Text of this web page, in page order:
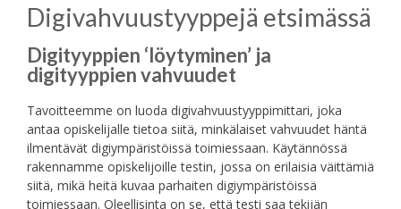
Digivahvuustyyppejä etsimässä
Digityyppien ‘löytyminen’ ja
digityyppien vahvuudet
Tavoitteemme on luoda digivahvuustyyppimittari, joka
antaa opiskelijalle tietoa siitä, minkälaiset vahvuudet häntä
ilmentävät digiympäristöissä toimiessaan. Käytännössä
rakennamme opiskelijoille testin, jossa on erilaisia väittämiä
siitä, mikä heitä kuvaa parhaiten digiympäristöissä
toimiessaan. Oleellisinta on se, että testi saa tekijän